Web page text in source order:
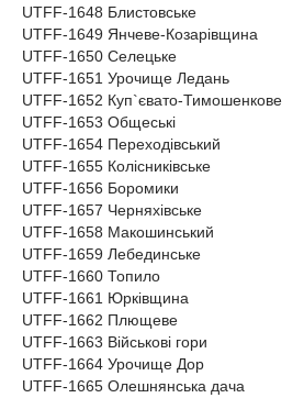
UTFF-1648 Блистовське
UTFF-1649 Янчеве-Козарівщина
UTFF-1650 Селецьке
UTFF-1651 Урочище Ледань
UTFF-1652 Куп`євато-Тимошенкове
UTFF-1653 Общеські
UTFF-1654 Переходівський
UTFF-1655 Колісниківське
UTFF-1656 Боромики
UTFF-1657 Черняхівське
UTFF-1658 Макошинський
UTFF-1659 Лебединське
UTFF-1660 Топило
UTFF-1661 Юрківщина
UTFF-1662 Плющеве
UTFF-1663 Військові гори
UTFF-1664 Урочище Дор
UTFF-1665 Олешнянська дача